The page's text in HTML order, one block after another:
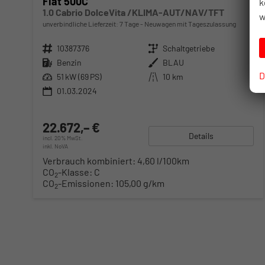
1.0 Cabrio DolceVita /KLIMA-AUT/NAV/TFT
unverbindliche Lieferzeit: 7 Tage Neuwagen mit Tageszulassung
Fahrzeugnr. 10387376 Getriebe Schaltgetriebe
Kraftstoff Benzin Außenfarbe BLAU
Leistung 51 kW (69 PS) Kilometerstand 10 km
01.03.2024
22.672,– €
incl. 20% MwSt.
inkl. NoVA
Details
Verbrauch kombiniert: 4,60 l/100km
CO2-Klasse: C
CO2-Emissionen: 105,00 g/km